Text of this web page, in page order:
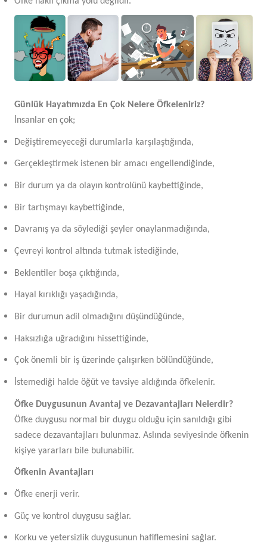
Günlük Hayatımızda En Çok Nelere Öfkeleniriz?
İnsanlar en çok;
Değiştiremeyeceği durumlarla karşılaştığında,
Gerçekleştirmek istenen bir amacı engellendiğinde,
Bir durum ya da olayın kontrolünü kaybettiğinde,
Bir tartışmayı kaybettiğinde,
Davranış ya da söylediği şeyler onaylanmadığında,
Çevreyi kontrol altında tutmak istediğinde,
Beklentiler boşa çıktığında,
Hayal kırıklığı yaşadığında,
Bir durumun adil olmadığını düşündüğünde,
Haksızlığa uğradığını hissettiğinde,
Çok önemli bir iş üzerinde çalışırken bölündüğünde,
İstemediği halde öğüt ve tavsiye aldığında öfkelenir.
Öfke Duygusunun Avantaj ve Dezavantajları Nelerdir?
Öfke duygusu normal bir duygu olduğu için sanıldığı gibi
sadece dezavantajları bulunmaz. Aslında seviyesinde öfkenin
kişiye yararları bile bulunabilir.
Öfkenin Avantajları
Öfke enerji verir.
Güç ve kontrol duygusu sağlar.
Korku ve yetersizlik duygusunun hafiflemesini sağlar.